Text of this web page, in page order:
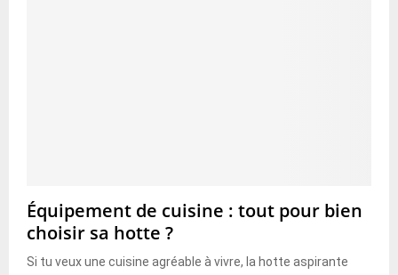
Équipement de cuisine : tout pour bien
choisir sa hotte ?
Si tu veux une cuisine agréable à vivre, la hotte aspirante